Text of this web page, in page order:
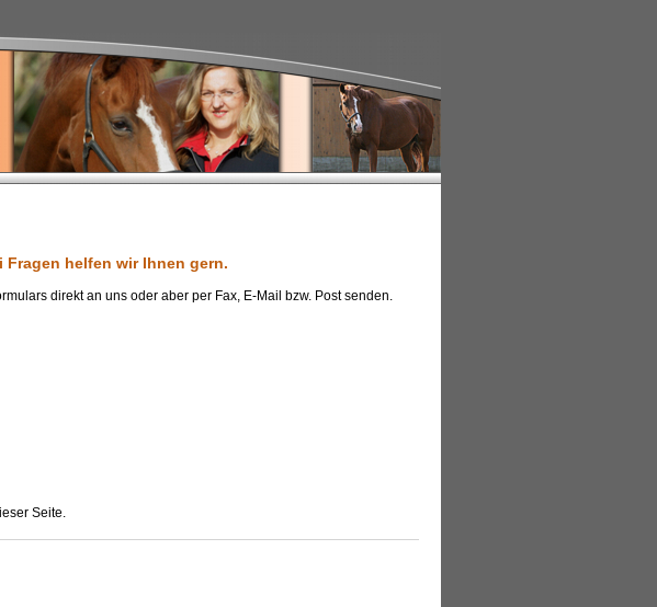
Fragen helfen wir Ihnen gern.
direkt an uns oder aber per Fax, E-Mail bzw. Post senden.
Seite.